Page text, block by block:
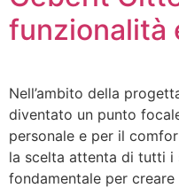
funzionalità
Nell’ambito della
diventato un punto
personale e per il
la scelta attenta di tutti i
fondamentale per